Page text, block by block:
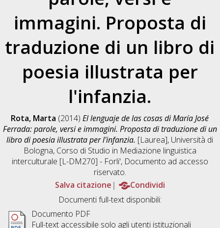
immagini. Proposta di
traduzione di un libro di
poesia illustrata per
l'infanzia.
Rota, Marta (2014)El lenguaje de las cosas di María José
Ferrada: parole, versi e immagini. Proposta di traduzione di un
libro di poesia illustrata per l'infanzia. [Laurea], Università di
Bologna, Corso di Studio in Mediazione linguistica
interculturale [L-DM270] - Forli', Documento ad accesso
riservato.
Salva citazione
Condividi
Documenti full-text disponibili:
Documento PDF
Full-text accessibile solo agli utenti istituzionali